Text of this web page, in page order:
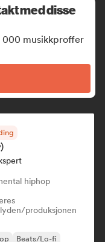
med disse
000 musikkproffer
hiphop
produksjonen
Beats/Lo-fi